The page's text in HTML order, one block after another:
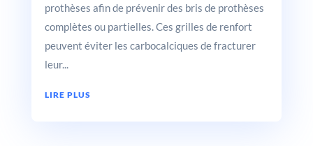
prothèses afin de prévenir des bris de prothèses
complètes ou partielles. Ces grilles de renfort
peuvent éviter les carbocalciques de fracturer
leur...
LIRE PLUS